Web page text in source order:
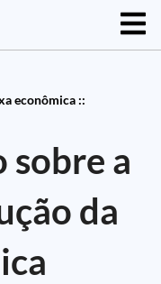
econômica ::
sobre a
da